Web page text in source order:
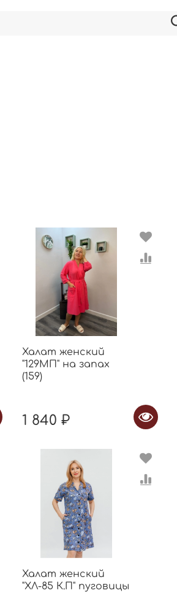
Халат женский
"129МП" на запах
(159)
1 840 ₽
Халат женский
"ХЛ-85 К.П" пуговицы